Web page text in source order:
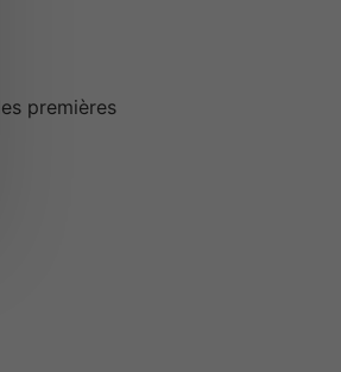
premières